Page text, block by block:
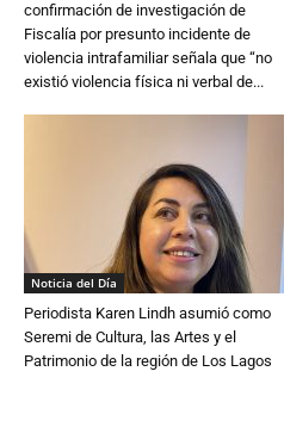
confirmación de investigación de
Fiscalía por presunto incidente de
violencia intrafamiliar señala que “no
existió violencia física ni verbal de...
Noticia del Día
Periodista Karen Lindh asumió como
Seremi de Cultura, las Artes y el
Patrimonio de la región de Los Lagos